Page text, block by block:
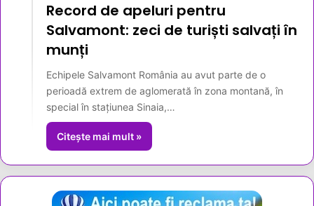
Record de apeluri pentru
Salvamont: zeci de turiști salvați în
munți
Echipele Salvamont România au avut parte de o
perioadă extrem de aglomerată în zona montană, în
special în stațiunea Sinaia,…
Citește mai mult »